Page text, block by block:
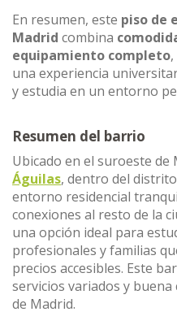
En resumen, este piso de
Madrid combina
equipamiento completo
una experiencia
y estudia en un entorno
Resumen del barrio
Ubicado en el suroeste de
Águilas, dentro del
entorno residencial
conexiones al resto de la
una opción ideal para
profesionales y familias
precios accesibles. Este
servicios variados y
de Madrid.